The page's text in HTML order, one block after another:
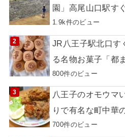
園」高尾山口駅す
1.9k件のビュー
JR八王子駅北口す
る名物お菓子「都
800件のビュー
八王子のオモウマ
りで有名な町中華
700件のビュー